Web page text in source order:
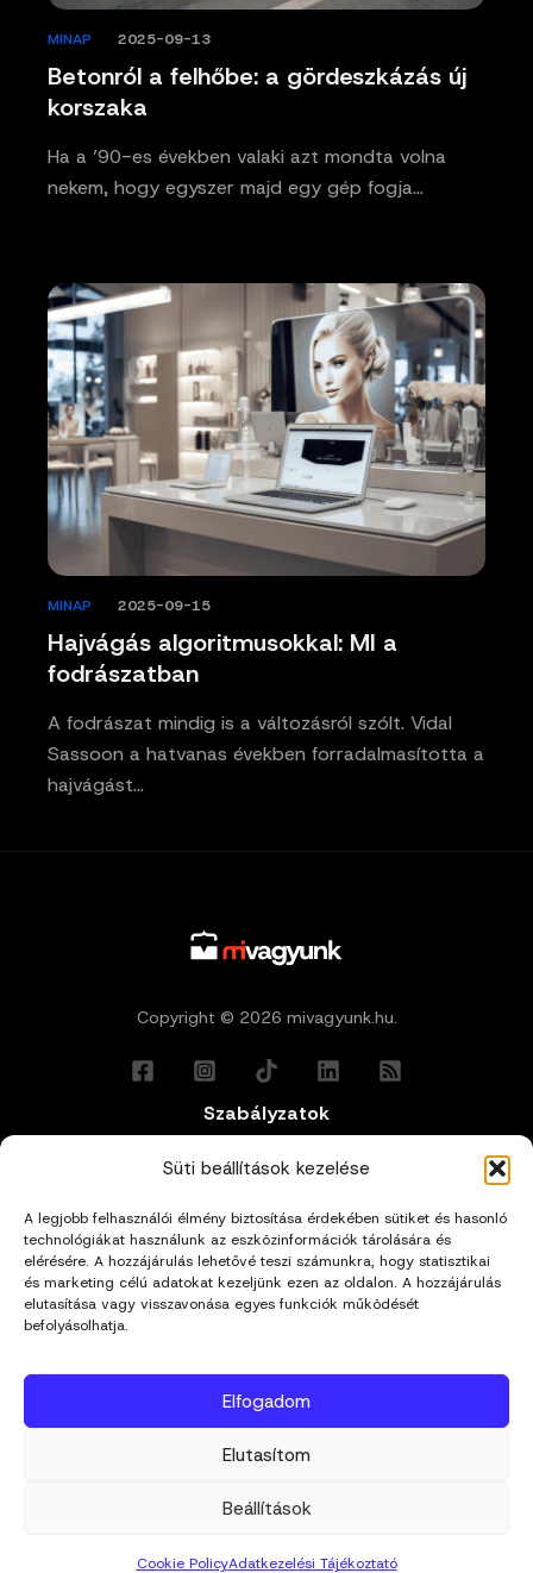
Süti beállítások kezelése
A legjobb felhasználói élmény biztosítása érdekében sütiket és hasonló
technológiákat használunk az eszközinformációk tárolására és
elérésére. A hozzájárulás lehetővé teszi számunkra, hogy statisztikai
és marketing célú adatokat kezeljünk ezen az oldalon. A hozzájárulás
elutasítása vagy visszavonása egyes funkciók működését
befolyásolhatja.
Elfogadom
Elutasítom
Beállítások
Cookie PolicyAdatkezelési Tájékoztató
Betonról a felhőbe: a gördeszkázás új
korszaka
MINAP 2025-09-13
Ha a ’90-es években valaki azt mondta volna
nekem, hogy egyszer majd egy gép fogja…
Hajvágás algoritmusokkal: MI a
fodrászatban
MINAP 2025-09-15
A fodrászat mindig is a változásról szólt. Vidal
Sassoon a hatvanas években forradalmasította a
hajvágást…
Copyright © 2026 mivagyunk.hu.
Szabályzatok
Általános Felhasználási Feltételek
Adatkezelési Tájékoztató
Impresszum
Kapcsolat
hello@mivagyunk.hu